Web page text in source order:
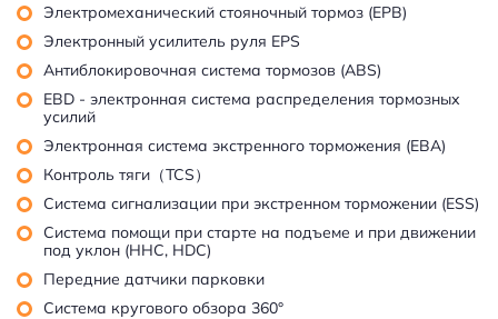
Электромеханический стояночный тормоз (EPB)
Электронный усилитель руля EPS
Антиблокировочная система тормозов (ABS)
EBD - электронная система распределения тормозных
усилий
Электронная система экстренного торможения (EBA)
Контроль тяги（TCS）
Система сигнализации при экстренном торможении (ESS)
Система помощи при старте на подъеме и при движении
под уклон (HHC, HDC)
Передние датчики парковки
Система кругового обзора 360°